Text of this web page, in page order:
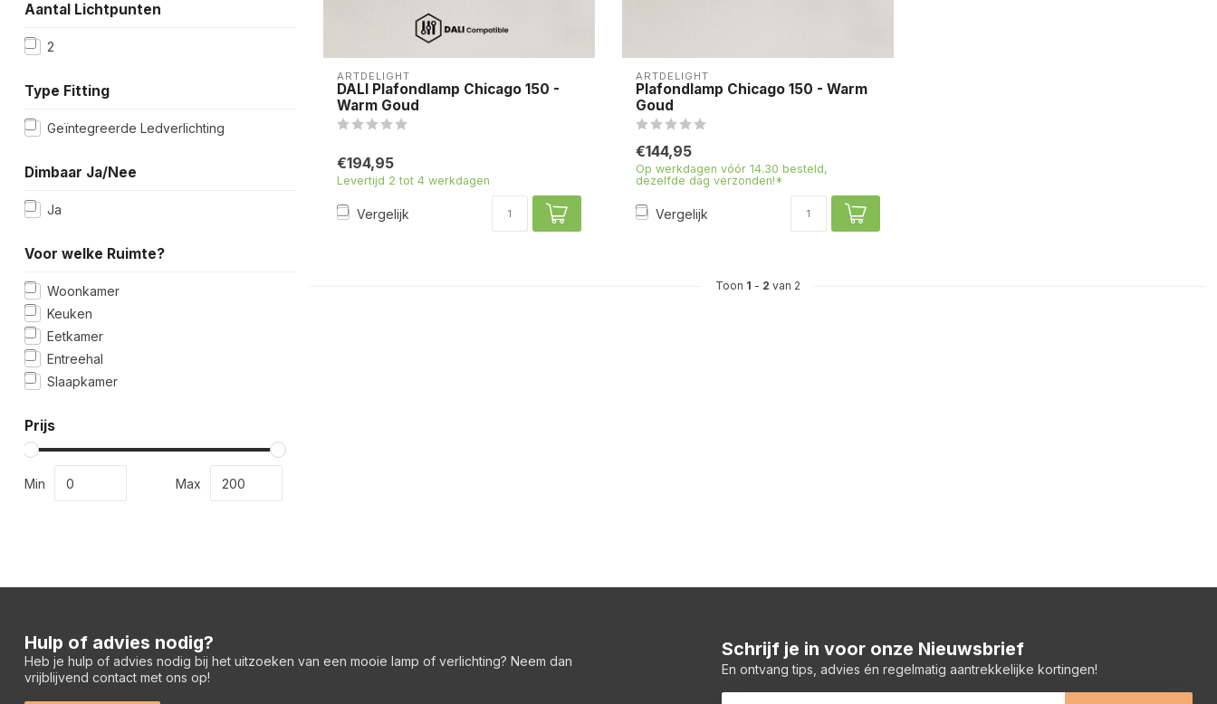
Aantal Lichtpunten
2
Type Fitting
Geïntegreerde Ledverlichting
Dimbaar Ja/Nee
Ja
Voor welke Ruimte?
Woonkamer
Keuken
Eetkamer
Entreehal
Slaapkamer
Prijs
Min Max
ARTDELIGHT
DALI Plafondlamp Chicago 150 -
Warm Goud
€194,95
Levertijd 2 tot 4 werkdagen
Vergelijk
ARTDELIGHT
Plafondlamp Chicago 150 - Warm
Goud
€144,95
Op werkdagen vóór 14.30 besteld,
dezelfde dag verzonden!*
Vergelijk
Toon 1 - 2 van 2
Hulp of advies nodig?
Heb je hulp of advies nodig bij het uitzoeken van een mooie lamp of verlichting? Neem dan
vrijblijvend contact met ons op!
Schrijf je in voor onze Nieuwsbrief
En ontvang tips, advies én regelmatig aantrekkelijke kortingen!